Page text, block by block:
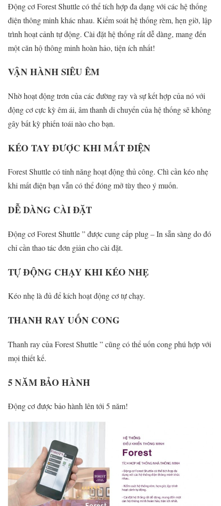
Động cơ Forest Shuttle có thể tích hợp đa dạng với các hệ thống
điện thông minh khác nhau. Kiểm soát hệ thống rèm, hẹn giờ, lập
trình hoạt cảnh tự động. Cài đặt hệ thống rất dễ dàng, mang đến
một căn hộ thông minh hoàn hảo, tiện ích nhất!
VẬN HÀNH SIÊU ÊM
Nhờ hoạt động trơn của các đường ray và sự kết hợp của nó với
động cơ cực kỳ êm ái, âm thanh di chuyển của hệ thống sẽ không
gây bất kỳ phiến toái nào cho bạn.
KÉO TAY ĐƯỢC KHI MẤT ĐIỆN
Forest Shuttle có tính năng hoạt động thủ công. Chì cần kéo nhẹ
khi mất điện bạn vẫn có thể đóng mở tùy theo ý muốn.
DỄ DÀNG CÀI ĐẶT
Động cơ Forest Shuttle ” được cung cấp plug – In sẵn sàng do đó
chỉ cần thao tác đơn giản cho cài đặt.
TỰ ĐỘNG CHẠY KHI KÉO NHẸ
Kéo nhẹ là đủ để kích hoạt động cơ tự chạy.
THANH RAY UỐN CONG
Thanh ray của Forest Shuttle ” cũng có thể uốn cong phú hợp với
mọi thiết kế.
5 NĂM BẢO HÀNH
Động cơ được bảo hành lên tới 5 năm!